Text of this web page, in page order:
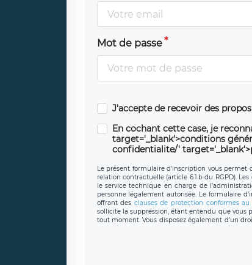
Mot de passe
J'accepte de recevoir des
En cochant cette case, je
target='_blank'>conditions
confidentialite/'
Le présent formulaire d’inscription vous permet
relation contractuelle (article 6.1.b du RGPD).
le service technique en charge de
personne légalement autorisée. Le formulaire
offrant des clauses de protection conformes au
sollicite la suppression, étant entendu que vous
tout moment. Vous disposez également d’un
caractère personnel, ainsi que d’un droit à la
protection des données de LÉGAVOX qui
joignable à l’adresse mail :